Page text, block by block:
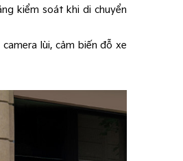
kiểm soát khi di chuyển
camera lùi, cảm biến đỗ xe